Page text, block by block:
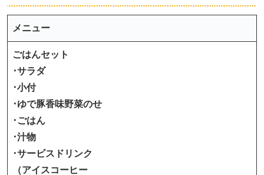
メニュー
ごはんセット
･サラダ
･小付
･ゆで豚香味野菜のせ
･ごはん
･汁物
･サービスドリンク
（アイスコーヒー